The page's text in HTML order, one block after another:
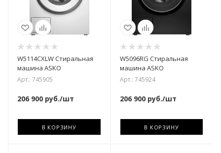
W5114CXLW Стиральная
машина ASKO
Арт.: 745905
206 900 руб./шт
В КОРЗИНУ
W5096RG Стиральная
машина ASKO
Арт.: 745924
206 900руб./шт
В КОРЗИНУ